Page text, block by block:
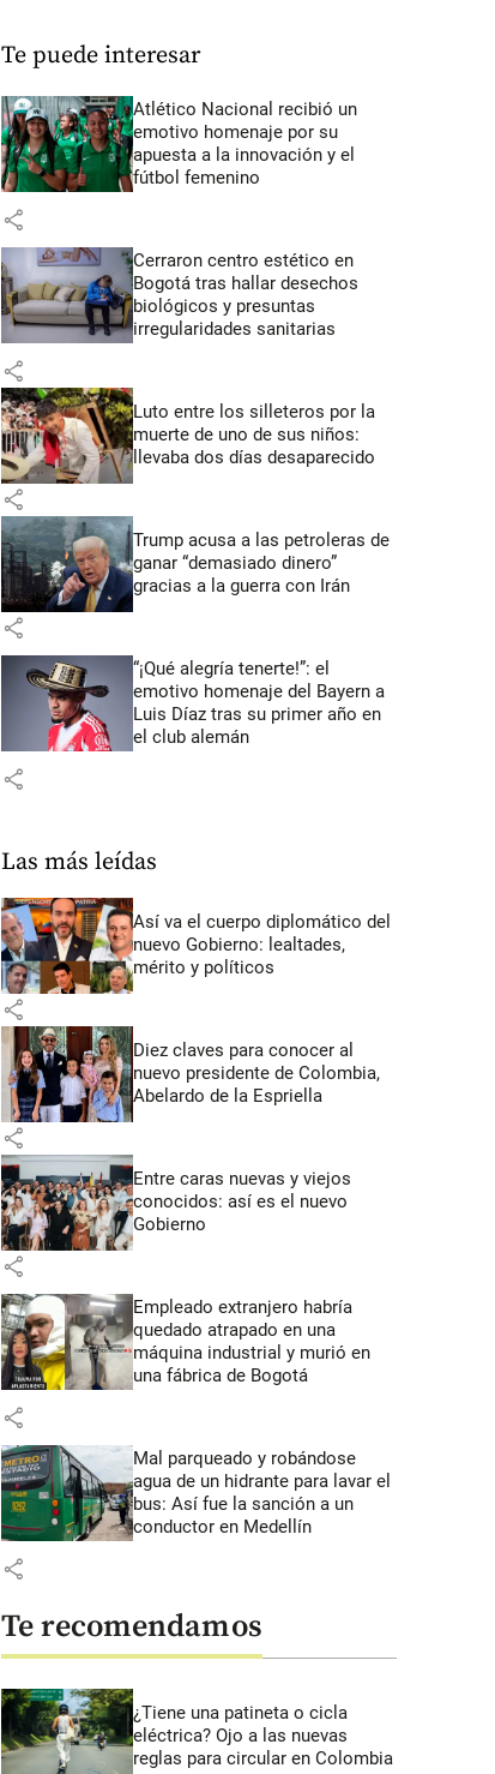
Te puede interesar
Atlético Nacional recibió un
emotivo homenaje por su
apuesta a la innovación y el
fútbol femenino
share
Cerraron centro estético en
Bogotá tras hallar desechos
biológicos y presuntas
irregularidades sanitarias
share
Luto entre los silleteros por la
muerte de uno de sus niños:
llevaba dos días desaparecido
share
Trump acusa a las petroleras de
ganar “demasiado dinero”
gracias a la guerra con Irán
share
“¡Qué alegría tenerte!”: el
emotivo homenaje del Bayern a
Luis Díaz tras su primer año en
el club alemán
share
Las más leídas
Así va el cuerpo diplomático del
nuevo Gobierno: lealtades,
mérito y políticos
share
Diez claves para conocer al
nuevo presidente de Colombia,
Abelardo de la Espriella
share
Entre caras nuevas y viejos
conocidos: así es el nuevo
Gobierno
share
Empleado extranjero habría
quedado atrapado en una
máquina industrial y murió en
una fábrica de Bogotá
share
Mal parqueado y robándose
agua de un hidrante para lavar el
bus: Así fue la sanción a un
conductor en Medellín
share
Te recomendamos
¿Tiene una patineta o cicla
eléctrica? Ojo a las nuevas
reglas para circular en Colombia